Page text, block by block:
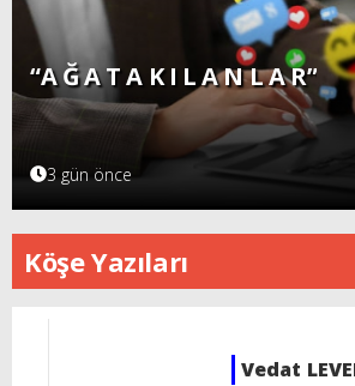
“A Ğ A T A K I L A N L A R”
3 gün önce
Köşe Yazıları
Selin SÜAR